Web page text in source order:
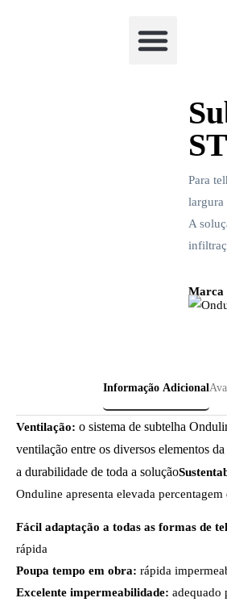
Para
largura
A
Marca
Informação Adicional
Ventilação: o sistema de subtelha
ventilação entre os diversos elementos
a durabilidade de toda a solução
Onduline apresenta elevada
Fácil adaptação a todas as formas de
rápida
Poupa tempo em obra: rápida
Excelente impermeabilidade: adequado